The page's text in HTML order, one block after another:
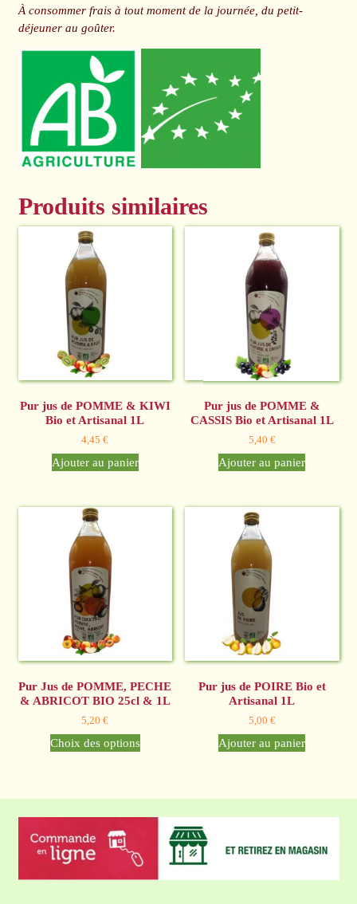
À consommer frais à tout moment de la journée, du petit-
déjeuner au goûter.
Produits similaires
Pur jus de POMME & KIWI
Bio et Artisanal 1L
4,45€
Ajouter au panier
Pur jus de POMME &
CASSIS Bio et Artisanal 1L
5,40 €
Ajouter au panier
Pur Jus de POMME, PECHE
& ABRICOT BIO 25cl & 1L
5,20€
Choix des optionsCe
options
peuvent
être
Pur jus de POIRE Bio et
Artisanal 1L
5,00 €
Ajouter au panier